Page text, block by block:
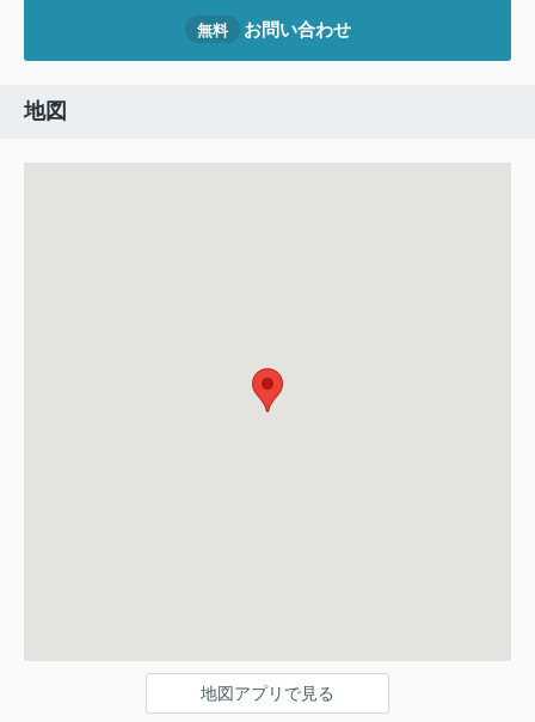
無料 お問い合わせ
地図
地図アプリで見る